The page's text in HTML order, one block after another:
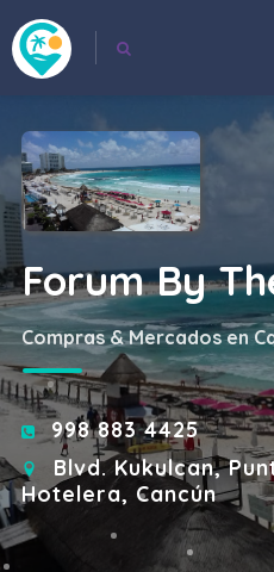
Forum By
Compras & Mercados en
998 883 4425
Blvd. Kukulcan,
Hotelera, Cancún